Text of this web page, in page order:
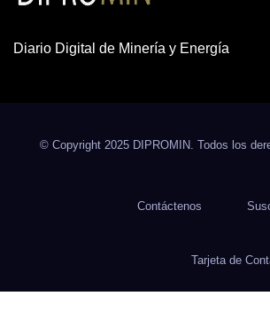
Diario Digital de Minería y Energía
© Copyright 2025 DIPROMIN. Todos los
Contáctenos
Tarjeta de